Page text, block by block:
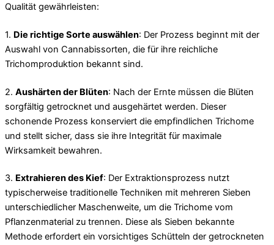
Qualität gewährleisten:
1. Die richtige Sorte auswählen: Der Prozess beginnt mit der
Auswahl von Cannabissorten, die für ihre reichliche
Trichomproduktion bekannt sind.
2. Aushärten der Blüten: Nach der Ernte müssen die Blüten
sorgfältig getrocknet und ausgehärtet werden. Dieser
schonende Prozess konserviert die empfindlichen Trichome
und stellt sicher, dass sie ihre Integrität für maximale
Wirksamkeit bewahren.
3. Extrahieren des Kief: Der Extraktionsprozess nutzt
typischerweise traditionelle Techniken mit mehreren Sieben
unterschiedlicher Maschenweite, um die Trichome vom
Pflanzenmaterial zu trennen. Diese als Sieben bekannte
Methode erfordert ein vorsichtiges Schütteln der getrockneten